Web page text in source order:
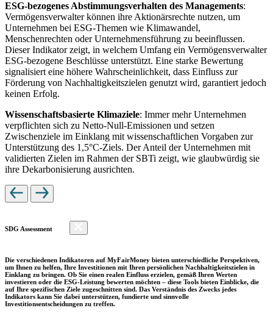
ESG-bezogenes Abstimmungsverhalten des Managements:
Vermögensverwalter können ihre Aktionärsrechte nutzen, um
Unternehmen bei ESG-Themen wie Klimawandel,
Menschenrechten oder Unternehmensführung zu beeinflussen.
Dieser Indikator zeigt, in welchem Umfang ein Vermögensverwalter
ESG-bezogene Beschlüsse unterstützt. Eine starke Bewertung
signalisiert eine höhere Wahrscheinlichkeit, dass Einfluss zur
Förderung von Nachhaltigkeitszielen genutzt wird, garantiert jedoch
keinen Erfolg.
Wissenschaftsbasierte Klimaziele: Immer mehr Unternehmen
verpflichten sich zu Netto-Null-Emissionen und setzen
Zwischenziele im Einklang mit wissenschaftlichen Vorgaben zur
Unterstützung des 1,5°C-Ziels. Der Anteil der Unternehmen mit
validierten Zielen im Rahmen der SBTi zeigt, wie glaubwürdig sie
ihre Dekarbonisierung ausrichten.
SDG Assessment
Die verschiedenen Indikatoren auf MyFairMoney bieten unterschiedliche Perspektiven,
um Ihnen zu helfen, Ihre Investitionen mit Ihren persönlichen Nachhaltigkeitszielen in
Einklang zu bringen. Ob Sie einen realen Einfluss erzielen, gemäß Ihren Werten
investieren oder die ESG-Leistung bewerten möchten – diese Tools bieten Einblicke, die
auf Ihre spezifischen Ziele zugeschnitten sind. Das Verständnis des Zwecks jedes
Indikators kann Sie dabei unterstützen, fundierte und sinnvolle
Investitionsentscheidungen zu treffen.